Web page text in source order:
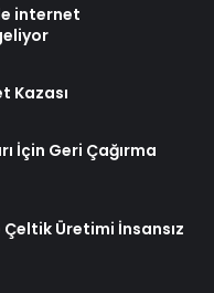
internet
Kazası
İçin Geri Çağırma
Üretimi İnsansız